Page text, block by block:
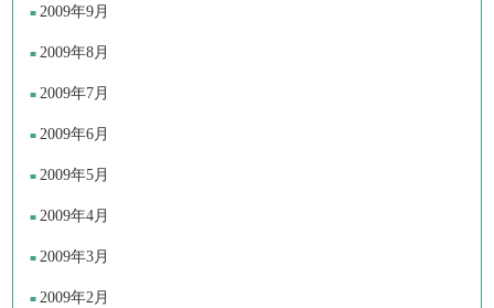
2009年9月
2009年8月
2009年7月
2009年6月
2009年5月
2009年4月
2009年3月
2009年2月